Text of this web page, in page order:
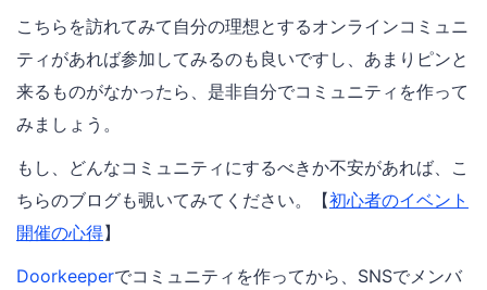
こちらを訪れてみて自分の理想とするオンラインコミュニ
ティがあれば参加してみるのも良いですし、あまりピンと
来るものがなかったら、是非自分でコミュニティを作って
みましょう。
もし、どんなコミュニティにするべきか不安があれば、こ
ちらのブログも覗いてみてください。【初心者のイベント
開催の心得】
Doorkeeperでコミュニティを作ってから、SNSでメンバ